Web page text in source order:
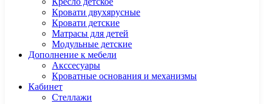
Кровати двухярусные
Кровати детские
Матрасы для детей
Модульные детские
Дополнение к мебели
Акссесуары
Кроватные основания и механизмы
Кабинет
Cтеллажи